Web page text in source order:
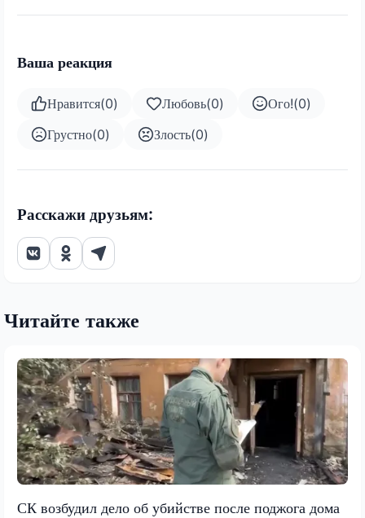
Ваша реакция
Нравится(0) Любовь(0) Ого!(0)
Грустно(0) Злость(0)
Расскажи друзьям:
Читайте также
СК возбудил дело об убийстве после поджога дома